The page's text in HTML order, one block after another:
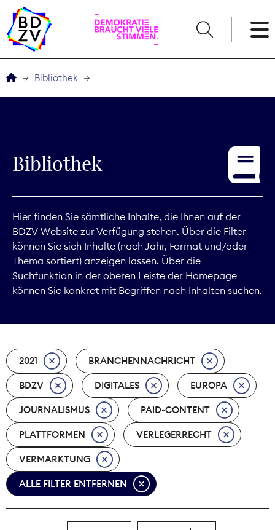
Service
Digitales
Kommunikation
Marktdaten
Nachhaltigkeit
Nachwuchs
Nova Award
Pressefreiheit
Print
Bibliothek
Bibliothek
Hier finden Sie sämtliche Inhalte, die Ihnen auf der
BDZV-Website zur Verfügung stehen. Über die Filter
können Sie sich Inhalte (nach Jahr, Format und/oder
Thema sortiert) anzeigen lassen. Über die
Suchfunktion in der oberen Leiste der Homepage
können Sie konkret mit Begriffen nach Inhalten suchen.
2021 BRANCHENNACHRICHT
BDZV DIGITALES EUROPA
JOURNALISMUS PAID-CONTENT
PLATTFORMEN VERLEGERRECHT
VERMARKTUNG
ALLE FILTER ENTFERNEN